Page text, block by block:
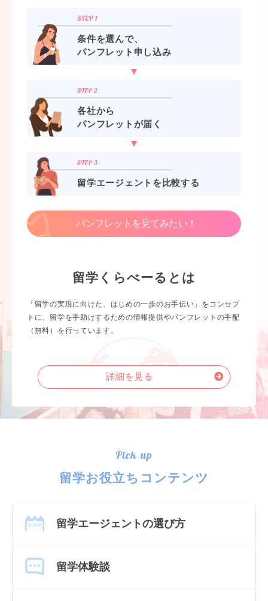
条件を選んで、
パンフレット申し込み
各社から
パンフレットが届く
留学エージェントを比較する
パンフレットを見てみたい！
留学くらべーるとは
「留学の実現に向けた、はじめの一歩のお手伝い」をコンセプ
トに、留学を手助けするための情報提供やパンフレットの手配
（無料）を行っています。
詳細を見る
Pick up
留学お役立ちコンテンツ
留学エージェントの選び方
留学体験談